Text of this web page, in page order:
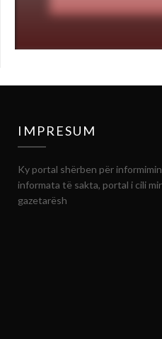
IMPRESUM
Ky portal shërben për
informata të sakta, portal i cili
gazetarësh